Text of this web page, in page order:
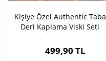
Kişiye Özel Authentic Taba
Deri Kaplama Viski Seti
499,90 TL